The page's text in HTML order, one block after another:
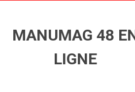
MANUMAG 48
LIGNE